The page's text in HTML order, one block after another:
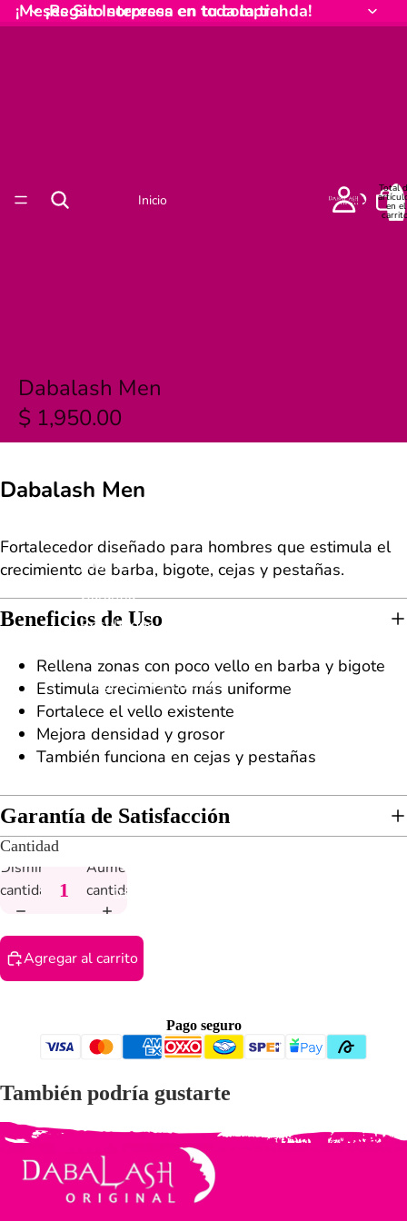
¡Regalo sorpresa en tu compra!
¡Meses Sin Intereses en toda la tienda!
Inicio
¿Qué es?
Garantía
Resultados
Preguntas Frecuentes
Daba Mascara
Total
en el
0
Dabalash Men
$ 1,950.00
Dabalash Men
Fortalecedor diseñado para hombres que estimula el
crecimiento de barba, bigote, cejas y pestañas.
Beneficios de Uso
Rellena zonas con poco vello en barba y bigote
Estimula crecimiento más uniforme
Fortalece el vello existente
Mejora densidad y grosor
También funciona en cejas y pestañas
Garantía de Satisfacción
Cantidad
Disminuir
cantidad
Aumentar
cantidad
Agregar al carrito
Pago seguro
También podría gustarte